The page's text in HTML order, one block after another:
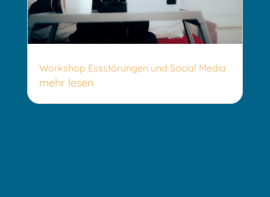
Workshop Essstörungen und Social Media
mehr lesen